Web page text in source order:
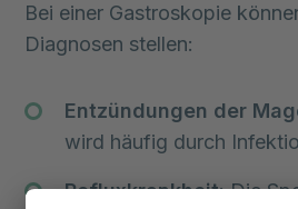
Bei einer Gastroskopie
Diagnosen stellen:
Entzündungen der
wird häufig durch
Refluxkrankheit: Die